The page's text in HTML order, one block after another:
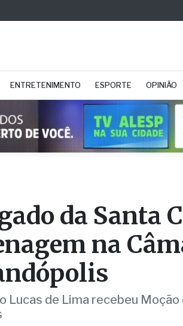
ENTRETENIMENTO ESPORTE OPINIÃO
da Santa
na